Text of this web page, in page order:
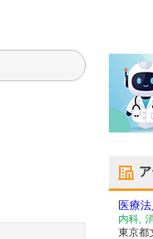
医療
内科,
東京都